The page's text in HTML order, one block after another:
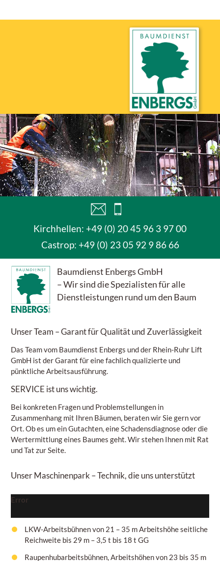
Kirchhellen: +49 (0) 20 45 96 3 97 00
Castrop: +49 (0) 23 05 92 9 86 66
Baumdienst Enbergs GmbH
– Wir sind die Spezialisten für alle
Dienstleistungen rund um den Baum
Unser Team – Garant für Qualität und Zuverlässigkeit
Das Team vom Baumdienst Enbergs und der Rhein-Ruhr Lift
GmbH ist der Garant für eine fachlich qualizierte und
pünktliche Arbeitsausführung.
SERVICE ist uns wichtig.
Bei konkreten Fragen und Problemstellungen in
Zusammenhang mit Ihren Bäumen, beraten wir Sie gern vor
Ort. Ob es um ein Gutachten, eine Schadensdiagnose oder die
Wertermittlung eines Baumes geht. Wir stehen Ihnen mit Rat
und Tat zur Seite.
Unser Maschinenpark– Technik, die uns unterstützt
Error
LKW-Arbeitsbühnen von 21 – 35 m Arbeitshöhe seitliche
Reichweite bis 29 m – 3,5 t bis 18 t GG
Raupenhubarbeitsbühnen, Arbeitshöhenvon 23 bis 35 m